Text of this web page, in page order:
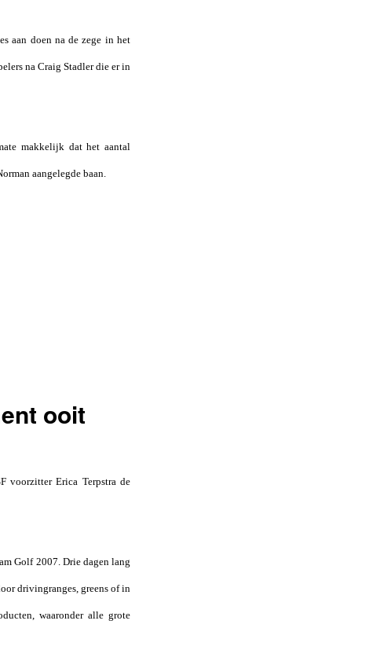
aan doen na de zege in het
na Craig Stadler die er in
makkelijk dat het aantal
aangelegde baan.
ooit
voorzitter Erica Terpstra de
Golf 2007. Drie dagen lang
drivingranges, greens of in
waaronder alle grote